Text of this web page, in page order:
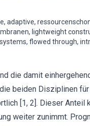
adaptive,
lightweight
flowed through,
die damit
beiden Disziplinen
[1, 2]. Dieser Anteil
weiter zunimmt.